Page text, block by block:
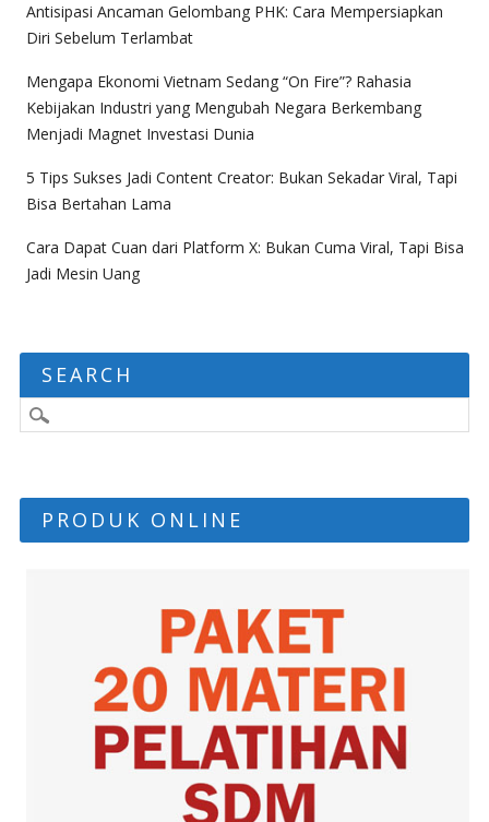
Antisipasi Ancaman Gelombang PHK: Cara Mempersiapkan
Diri Sebelum Terlambat
Mengapa Ekonomi Vietnam Sedang “On Fire”? Rahasia
Kebijakan Industri yang Mengubah Negara Berkembang
Menjadi Magnet Investasi Dunia
5 Tips Sukses Jadi Content Creator: Bukan Sekadar Viral, Tapi
Bisa Bertahan Lama
Cara Dapat Cuan dari Platform X: Bukan Cuma Viral, Tapi Bisa
Jadi Mesin Uang
SEARCH
PRODUK ONLINE